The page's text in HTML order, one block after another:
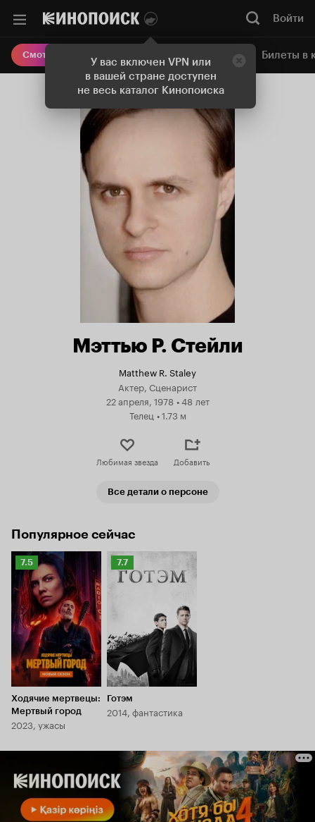
У вас включен VPN или
в вашей стране доступен
не весь каталог Кинопоиска
Войти
Смотреть кино Онлайн-кинотеатр Билеты в
Мэттью Р. Стейли
Matthew R. Staley
Актер, Сценарист
22 апреля, 1978 •48 лет
Телец •1.73 м
Любимая звезда Добавить
Все детали о персоне
Популярное сейчас
Рейтинг
Кинопоиска
7.5
7.5
Ходячие мертвецы:
Мертвый город
2023, ужасы
Рейтинг
Кинопоиска
7.7
Готэм
2014, фантастика